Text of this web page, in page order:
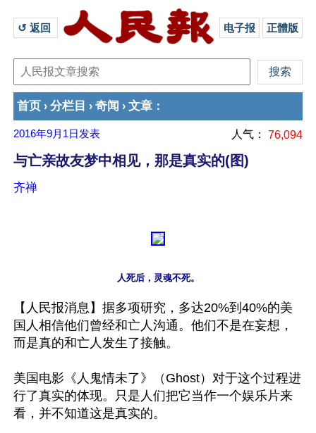
↺ 返回 电子报 正體版
首页 › 分栏目 › 奇闻 › 文章 ：
2016年9月1日 发表 人气： 76,094
与亡亲故友梦中相见，那是真实的(图)
齐禅
人死后，灵魂不死。
【人民报消息】据多项研究，多达20%到40%的美
国人相信他们曾经和亡人沟通。他们不是在妄想，
而是真的和亡人发生了接触。
美国电影《人鬼情未了》（Ghost）对于这个过程进
行了真实的体现。只是人们把它当作一个娱乐片来
看，并不知道这是真实的。